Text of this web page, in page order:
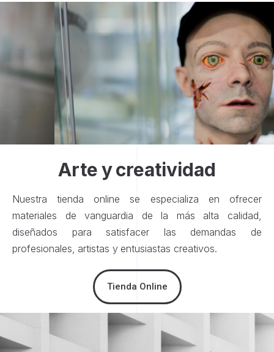
Arte y creatividad
Nuestra tienda online se especializa en ofrecer
materiales de vanguardia de la más alta calidad,
diseñados para satisfacer las demandas de
profesionales, artistas y entusiastas creativos.
Tienda Online